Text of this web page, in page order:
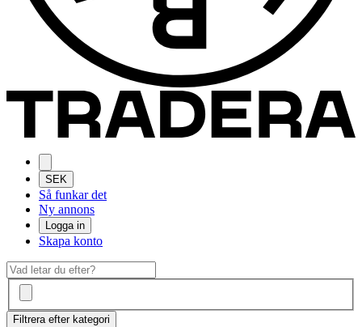
SEK
Så funkar det
Ny annons
Logga in
Skapa konto
Filtrera efter kategori